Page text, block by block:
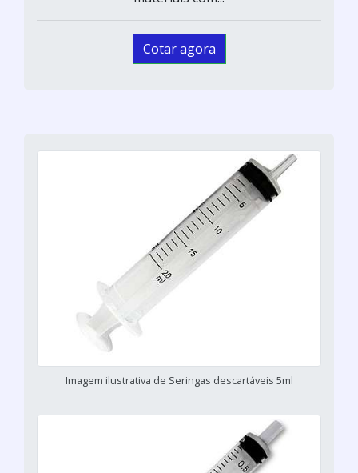
Cotar agora
Imagem ilustrativa de Seringas descartáveis 5ml